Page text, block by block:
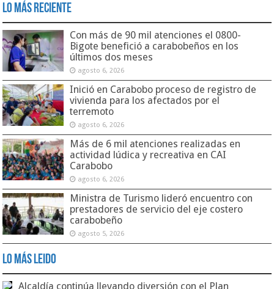
Lo Más Reciente
Con más de 90 mil atenciones el 0800-
Bigote benefició a carabobeños en los
últimos dos meses
agosto 6, 2026
Inició en Carabobo proceso de registro de
vivienda para los afectados por el
terremoto
agosto 6, 2026
Más de 6 mil atenciones realizadas en
actividad lúdica y recreativa en CAI
Carabobo
agosto 6, 2026
Ministra de Turismo lideró encuentro con
prestadores de servicio del eje costero
carabobeño
agosto 5, 2026
Lo Más Leido
Alcaldía continúa llevando diversión con el Plan